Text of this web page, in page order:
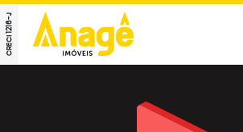
CRECI 1216-J